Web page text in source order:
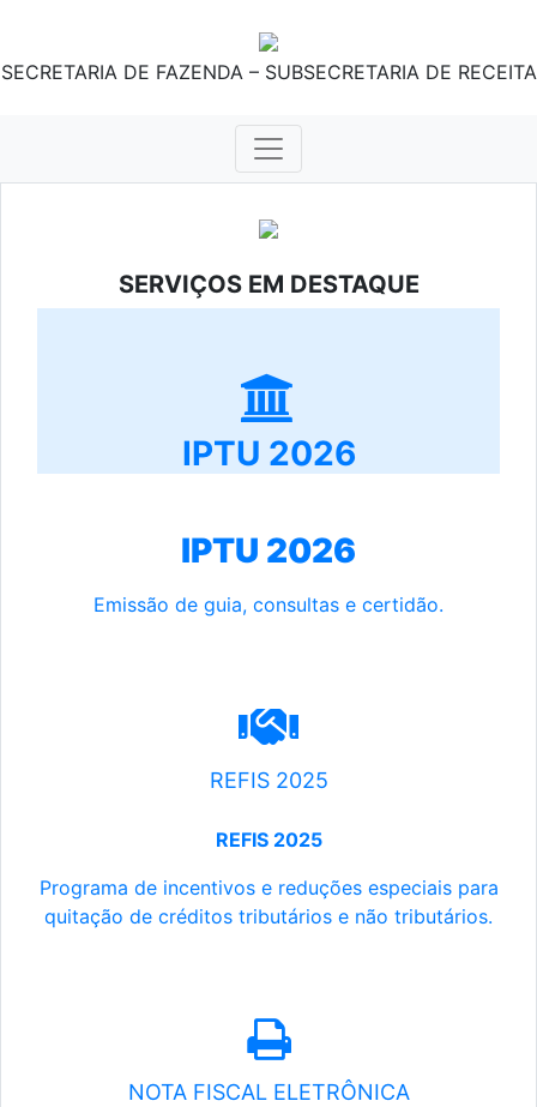
SECRETARIA DE FAZENDA – SUBSECRETARIA DE RECEITA
SERVIÇOS EM DESTAQUE
IPTU 2026
IPTU 2026
Emissão de guia, consultas e certidão.
REFIS 2025
REFIS 2025
Programa de incentivos e reduções especiais para
quitação de créditos tributários e não tributários.
NOTA FISCAL ELETRÔNICA